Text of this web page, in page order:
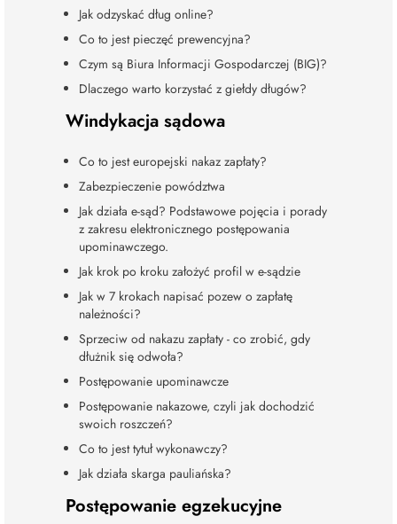
Jak odzyskać dług online?
Co to jest pieczęć prewencyjna?
Czym są Biura Informacji Gospodarczej (BIG)?
Dlaczego warto korzystać z giełdy długów?
Windykacja sądowa
Co to jest europejski nakaz zapłaty?
Zabezpieczenie powództwa
Jak działa e-sąd? Podstawowe pojęcia i porady
z zakresu elektronicznego postępowania
upominawczego.
Jak krok po kroku założyć profil w e-sądzie
Jak w 7 krokach napisać pozew o zapłatę
należności?
Sprzeciw od nakazu zapłaty - co zrobić, gdy
dłużnik się odwoła?
Postępowanie upominawcze
Postępowanie nakazowe, czyli jak dochodzić
swoich roszczeń?
Co to jest tytuł wykonawczy?
Jak działa skarga pauliańska?
Postępowanie egzekucyjne